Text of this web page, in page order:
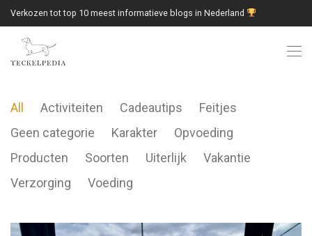
Verkozen tot top 10 meest informatieve blogs in Nederland
All Activiteiten Cadeautips
Feitjes
Geen categorie
Karakter
Opvoeding
Producten
Soorten Uiterlijk
Vakantie
Verzorging
Voeding